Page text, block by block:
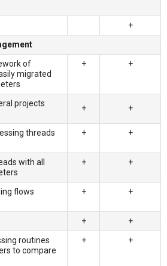
+
of
migrated
+ +
projects
+ +
threads
+ +
with all
+ +
flows
+ +
+
+
routines
to compare
+ +